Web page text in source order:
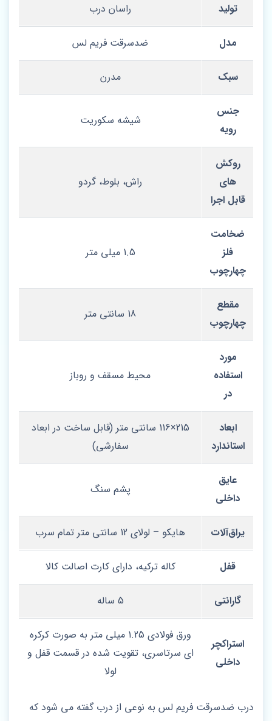
تولید راسان درب
مدل ضدسرقت فریم لس
سبک مدرن
جنس
رویه
شیشه سکوریت
روکش‌
های
قابل اجرا
راش، بلوط، گردو
ضخامت
فلز
چهارچوب
1.5 میلی‌ متر
مقطع
چهارچوب
18 سانتی‌ متر
مورد
استفاده
در
محیط مسقف و روباز
ابعاد
استاندارد
215×116 سانتی‌ متر (قابل ساخت در ابعاد
سفارشی)
عایق
داخلی
پشم سنگ
یراق‌آلات هایکو – لولای 12 سانتی‌ متر تمام سرب
قفل کاله ترکیه، دارای کارت اصالت کالا
گارانتی 5 ساله
استراکچر
داخلی
ورق فولادی 1.25 میلی‌ متر به‌ صورت کرکره‌
ای سرتاسری، تقویت‌ شده در قسمت قفل و
لولا
درب ضدسرقت فریم لس به نوعی از درب گفته می‌ شود که